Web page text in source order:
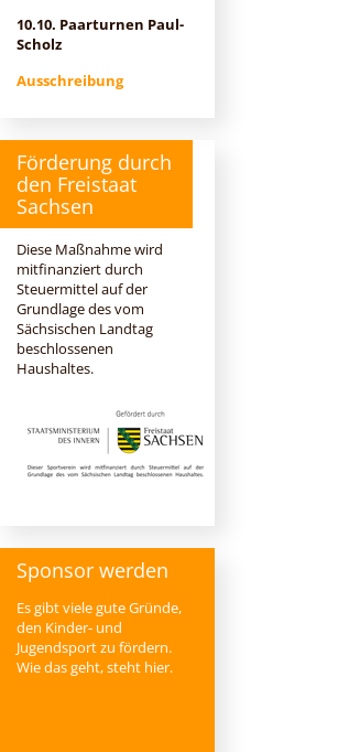
10.10. Paarturnen Paul-
Scholz
Ausschreibung
Förderung durch
den Freistaat
Sachsen
Diese Maßnahme wird
mitfinanziert durch
Steuermittel auf der
Grundlage des vom
Sächsischen Landtag
beschlossenen
Haushaltes.
Sponsor werden
Es gibt viele gute Gründe,
den Kinder- und
Jugendsport zu fördern.
Wie das geht, steht hier.